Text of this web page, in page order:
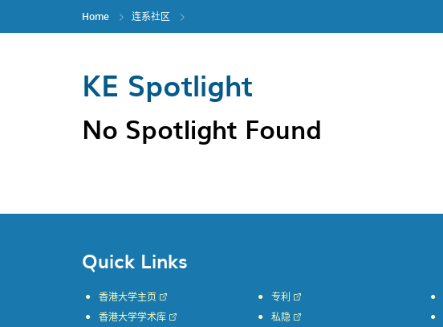
Home 连系社区
KE Spotlight
No Spotlight Found
Quick Links
香港大学主页
香港大学学术库
专利
私隐